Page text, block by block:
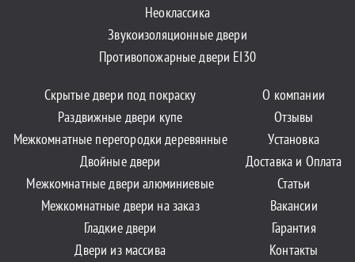
Неоклассика
Звукоизоляционные двери
Противопожарные двери EI30
Скрытые двери под покраску
Раздвижные двери купе
Межкомнатные перегородки деревянные
Двойные двери
Межкомнатные двери алюминиевые
Межкомнатные двери на заказ
Гладкие двери
Двери из массива
О компании
Отзывы
Установка
Доставка и Оплата
Статьи
Вакансии
Гарантия
Контакты